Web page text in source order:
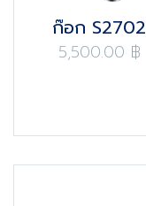
ก๊อก S2702
5,500.00 ฿